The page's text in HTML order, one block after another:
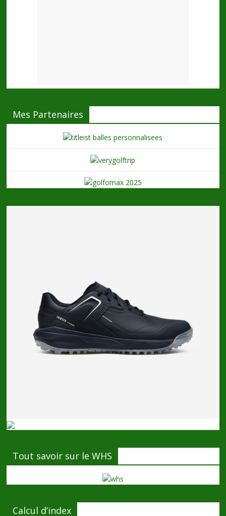
Mes Partenaires
Tout savoir sur le WHS
Calcul d’index